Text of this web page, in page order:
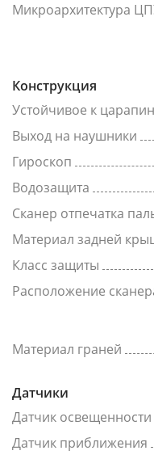
Микроархитектура
Конструкция
Устойчивое к
Выход на наушники
Гироскоп
Водозащита
Сканер отпечатка
Материал задней
Класс защиты
Расположение
Материал граней
Датчики
Датчик освещенности
Датчик приближения